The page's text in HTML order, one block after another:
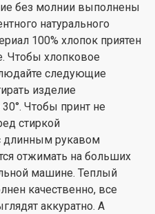
без молнии выполнены
натурального
100% хлопок приятен
Чтобы хлопковое
следующие
изделие
Чтобы принт не
стиркой
длинным рукавом
отжимать на больших
машине. Теплый
качественно, все
аккуратно. А